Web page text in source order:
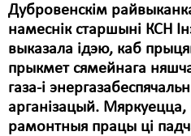
Дубровенскім
намеснік старшыні КСН
выказала ідэю, каб
прыкмет сямейнага
газа-і
арганізацый. Мяркуецца,
рамонтныя працы ці
Правы дзіцяці
Пэнітэнцыярная сыстэма
Распальваньне варожасьці
Рознае